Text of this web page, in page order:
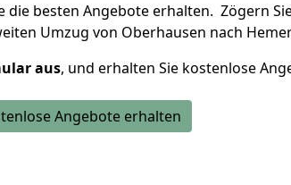
die besten Angebote erhalten. Zögern
Umzug von Oberhausen nach
aus, und erhalten Sie kostenlose
Angebote erhalten